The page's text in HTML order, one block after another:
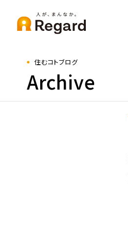
住むコトブログ
Archive